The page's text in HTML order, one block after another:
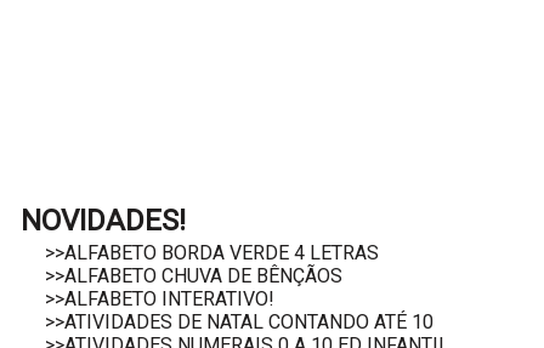
NOVIDADES!
>>ALFABETO BORDA VERDE 4 LETRAS
>>ALFABETO CHUVA DE BÊNÇÃOS
>>ALFABETO INTERATIVO!
>>ATIVIDADES DE NATAL CONTANDO ATÉ 10